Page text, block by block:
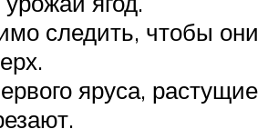
следить, чтобы они
яруса, растущие